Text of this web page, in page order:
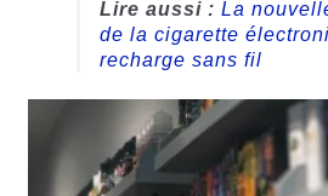
Lire aussi : La
de la cigarette
recharge sans fil